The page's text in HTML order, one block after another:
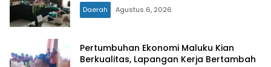
Daerah Agustus 6, 2026
Pertumbuhan Ekonomi Maluku Kian
Berkualitas, Lapangan Kerja Bertambah